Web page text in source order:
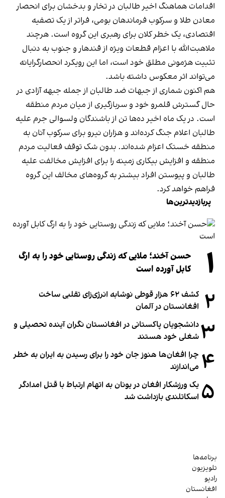
اقدامات هماهنگ اخیر طالبان در تخار و بدخشان برای انحصار
معادن طلا و سرکوب فرماندهان بومی، فراتر از یک تصفیه
اقتصادی، یک خطر کلان برای رهبری این گروه است. هرچند
ملاهبت‌الله با اعزام قطعات ویژه از قندهار و جنوب به دنبال
تثبیت هژمونی مطلق خود است، اما این رویکرد انحصارگرایانه
می‌تواند اثر معکوس داشته باشد.
هم اکنون شماری از جبهات ضد طالبان از جمله جبهه آزادی در
حال گسترش قلمرو خود و سربازگیری از میان مردم منطقه
است. در یک ماه اخیر ده‌ها تن از باشندگان ولسوالی جرم علیه
طالبان اعلام جنگ کرده‌اند و هزاران نیرو برای سرکوب آنان به
منطقه خستک اعزام شده‌‌‌اند. بدون شک توقف فعالیت مردم
منطقه و افزایش بیکاری زمینه را برای افزایش مخالفت علیه
طالبان و پیوستن‌ افراد بیشتر به گروه‌های مخالف این گروه
فراهم خواهد کرد.
پربازدیدترین‌ها
۱
حسن آخند؛ ملایی که زندگی روستایی خود را به ارگ
کابل آورده است
۲
کشف ۶۲ هزار قوطی نوشابه انرژی‌زای تقلبی ساخت
افغانستان در آلمان
۳دانشجویان پاکستانی در افغانستان نگران آینده تحصیلی و
شغلی خود هستند
۴ چرا افغان‌ها هنوز جان خود را برای رسیدن به ایران به خطر
می‌اندازند
۵ یک ورزشکار افغان در یونان به اتهام ارتباط با قتل امدادگر
اسکاتلندی بازداشت شد
برنامه‌ها
تلویزیون
رادیو
افغانستان